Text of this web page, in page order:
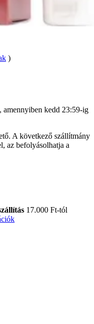
)
amennyiben kedd 23:59-ig
A következő szállítmány
az befolyásolhatja a
17.000 Ft-tól